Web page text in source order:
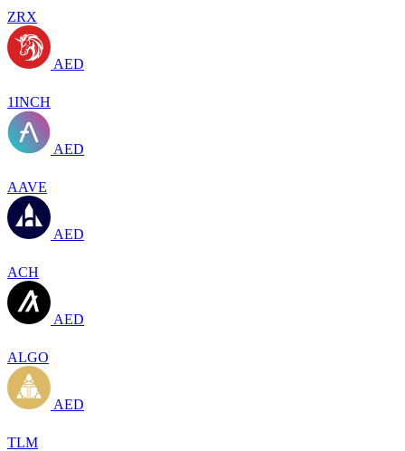
ZRX
AED
1INCH
AED
AAVE
AED
ACH
AED
ALGO
AED
TLM